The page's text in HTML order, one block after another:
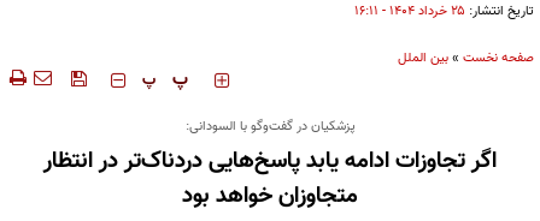
تاریخ انتشار: ۲۵ خرداد ۱۴۰۴ - ۱۶:۱۱
صفحه نخست »بین الملل
‍‍‍ پ پ
پزشکیان در گفت‌وگو با السودانی:
اگر تجاوزات ادامه یابد پاسخ‌هایی دردناک‌تر در انتظار
متجاوزان خواهد بود